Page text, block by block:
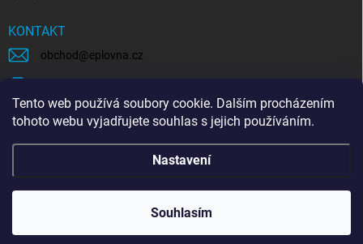
Tento web používá soubory cookie. Dalším procházením
tohoto webu vyjadřujete souhlas s jejich používáním.
Nastavení
Souhlasím
KONTAKT
obchod @eplovna.cz
eplovna.cz